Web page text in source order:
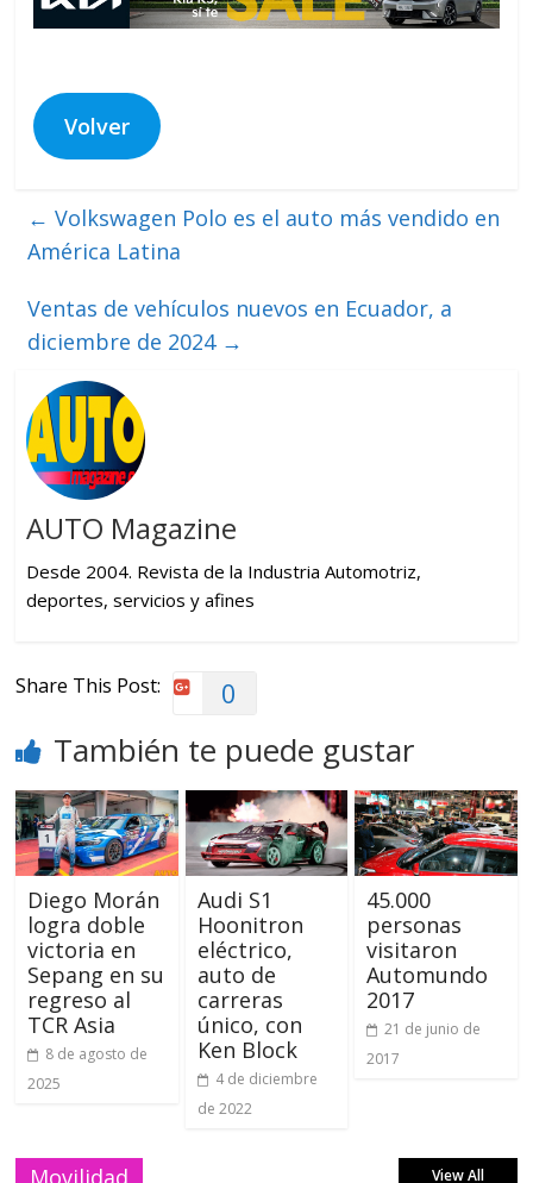
Volver
← Volkswagen Polo es el auto más vendido en
América Latina
Ventas de vehículos nuevos en Ecuador, a
diciembre de 2024 →
AUTO Magazine
Desde 2004. Revista de la Industria Automotriz,
deportes, servicios y afines
Share This Post: 0
También te puede gustar
Diego Morán
logra doble
victoria en
Sepang en su
regreso al
TCR Asia
8 de agosto de
2025
Audi S1
Hoonitron
eléctrico,
auto de
carreras
único, con
Ken Block
4 de diciembre
de 2022
45.000
personas
visitaron
Automundo
2017
21 de junio de
2017
Movilidad View All